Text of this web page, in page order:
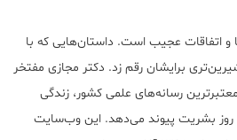
و اتفاقات عجیب است. داستان‌هایی که با
برایشان رقم زد. دکتر مجازی مفتخر
رسانه‌های علمی کشور، زندگی
روز بشریت پیوند می‌دهد. این وب‌سایت